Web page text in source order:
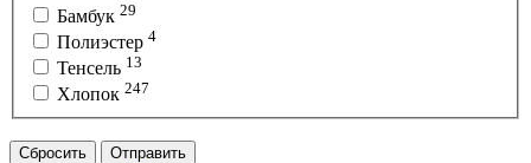
Бамбук 29
Полиэстер 4
Тенсель 13
Хлопок 247
Сбросить Отправить